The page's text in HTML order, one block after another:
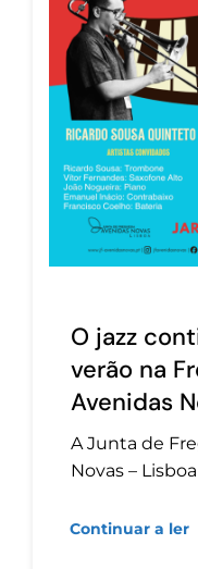
O jazz
verão na
Avenidas
A Junta de
Novas –
Continuar a ler